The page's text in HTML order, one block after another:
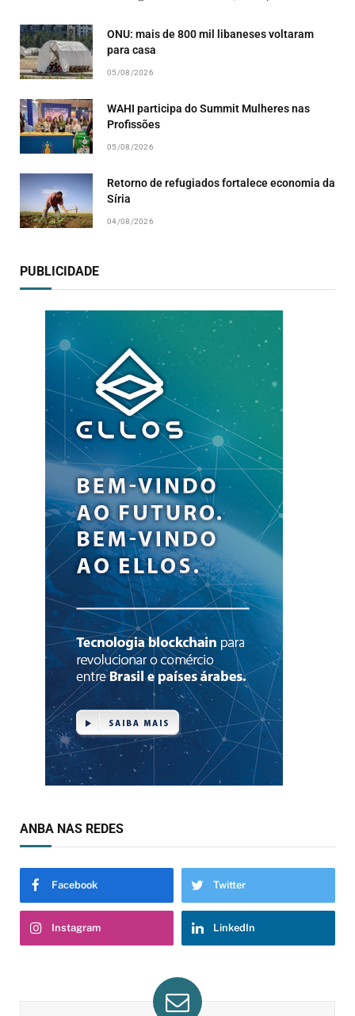
ONU: mais de 800 mil libaneses voltaram
para casa
05/08/2026
WAHI participa do Summit Mulheres nas
Profissões
05/08/2026
Retorno de refugiados fortalece economia da
Síria
04/08/2026
PUBLICIDADE
ANBA NAS REDES
Facebook Twitter
Instagram LinkedIn